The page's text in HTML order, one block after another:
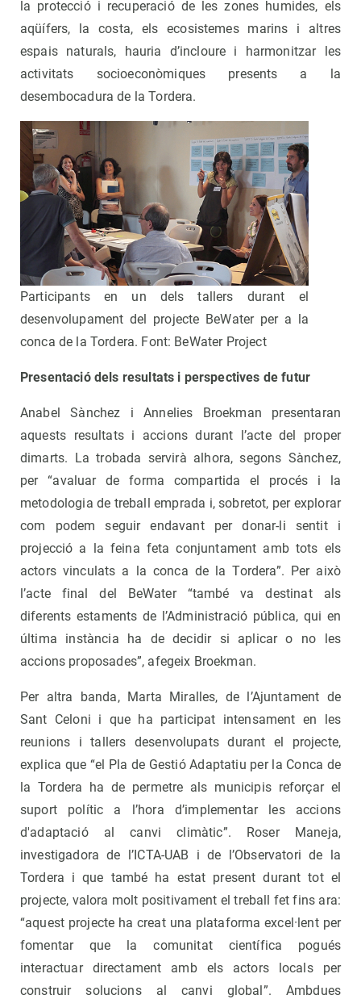
la protecció i recuperació de les zones humides, els
aqüífers, la costa, els ecosistemes marins i altres
espais naturals, hauria d’incloure i harmonitzar les
activitats socioeconòmiques presents a la
desembocadura de la Tordera.
Participants en un dels tallers durant el
desenvolupament del projecte BeWater per a la
conca de la Tordera. Font: BeWater Project
Presentació dels resultats i perspectives de futur
Anabel Sànchez i Annelies Broekman presentaran
aquests resultats i accions durant l’acte del proper
dimarts. La trobada servirà alhora, segons Sànchez,
per “avaluar de forma compartida el procés i la
metodologia de treball emprada i, sobretot, per explorar
com podem seguir endavant per donar-li sentit i
projecció a la feina feta conjuntament amb tots els
actors vinculats a la conca de la Tordera”. Per això
l’acte final del BeWater “també va destinat als
diferents estaments de l’Administració pública, qui en
última instància ha de decidir si aplicar o no les
accions proposades”, afegeix Broekman.
Per altra banda, Marta Miralles, de l’Ajuntament de
Sant Celoni i que ha participat intensament en les
reunions i tallers desenvolupats durant el projecte,
explica que “el Pla de Gestió Adaptatiu per la Conca de
la Tordera ha de permetre als municipis reforçar el
suport polític a l’hora d’implementar les accions
d'adaptació al canvi climàtic”. Roser Maneja,
investigadora de l’ICTA-UAB i de l’Observatori de la
Tordera i que també ha estat present durant tot el
projecte, valora molt positivament el treball fet fins ara:
“aquest projecte ha creat una plataforma excel·lent per
fomentar que la comunitat científica pogués
interactuar directament amb els actors locals per
construir solucions al canvi global”. Ambdues